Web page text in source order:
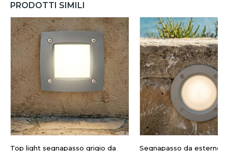
PRODOTTI SIMILI
Top light segnapasso grigio da
Segnapasso da esterno